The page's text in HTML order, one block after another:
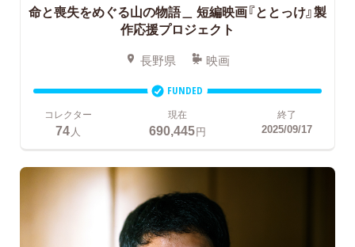
命と喪失をめぐる山の物語＿
短編映画『ととっけ』製
作応援プロジェクト
長野県 映画
FUNDED
コレクター
74 人
現在
690,445円
終了
2025/09/17